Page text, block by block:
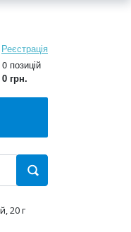
Реєстрація
0 позицій
0 грн.
20 г